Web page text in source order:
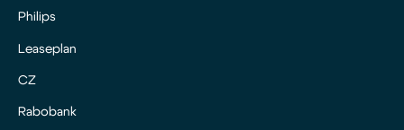
Philips
Leaseplan
CZ
Rabobank